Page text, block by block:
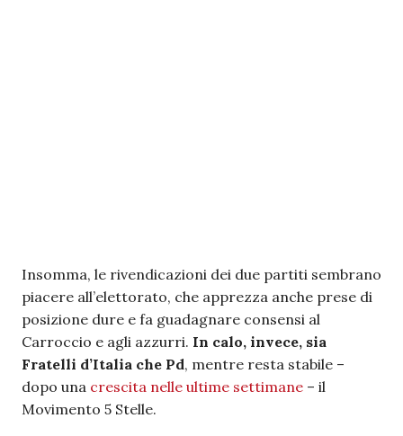
Insomma, le rivendicazioni dei due partiti sembrano
piacere all’elettorato, che apprezza anche prese di
posizione dure e fa guadagnare consensi al
Carroccio e agli azzurri. In calo, invece, sia
Fratelli d’Italia che Pd, mentre resta stabile –
dopo una crescita nelle ultime settimane – il
Movimento 5 Stelle.